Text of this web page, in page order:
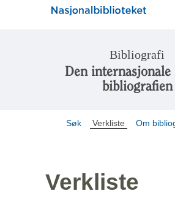
Bibliografi
Den internasjonale
bibliografien
Søk Verkliste Om
Verkliste